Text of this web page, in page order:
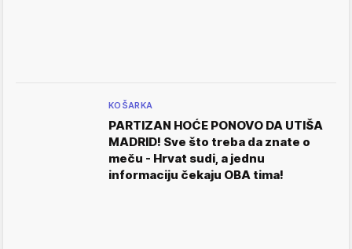
KOŠARKA
PARTIZAN HOĆE PONOVO DA UTIŠA
MADRID! Sve što treba da znate o
meču - Hrvat sudi, a jednu
informaciju čekaju OBA tima!